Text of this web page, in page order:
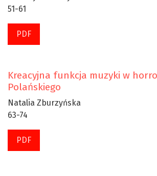
51-61
PDF
Kreacyjna funkcja muzyki w
Polańskiego
Natalia Zburzyńska
63-74
PDF